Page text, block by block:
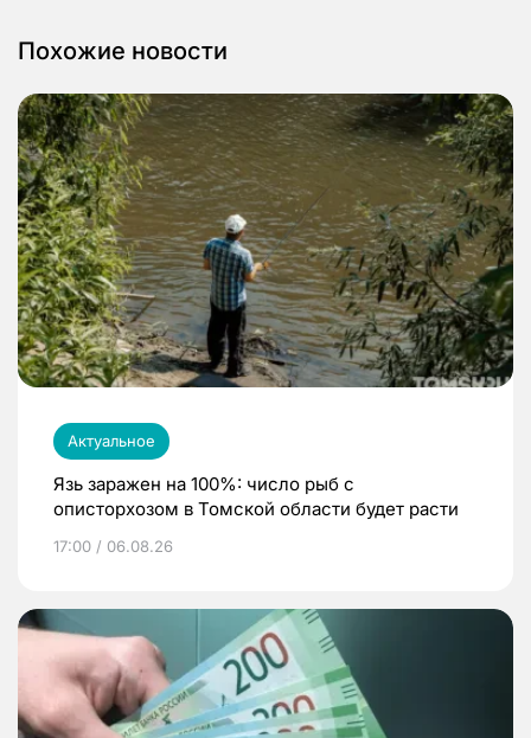
Похожие новости
Актуальное
Язь заражен на 100%: число рыб с
описторхозом в Томской области будет расти
17:00 / 06.08.26